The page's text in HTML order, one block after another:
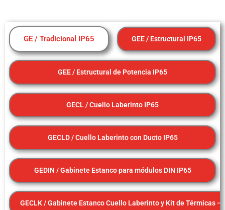
GE / Tradicional IP65 GEE / Estructural IP65
GEE / Estructural de Potencia IP65
GECL / Cuello Laberinto IP65
GECLD / Cuello Laberinto con Ducto IP65
GEDIN / Gabinete Estanco para módulos DIN IP65
GECLK / Gabinete Estanco Cuello Laberinto y Kit de Térmicas –